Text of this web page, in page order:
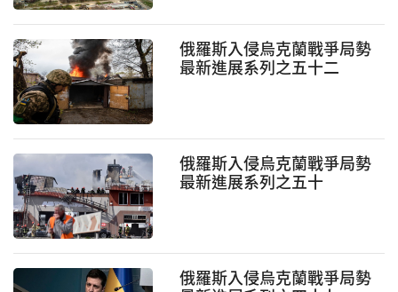
俄羅斯入侵烏克蘭戰爭局勢
最新進展系列之五十二
俄羅斯入侵烏克蘭戰爭局勢
最新進展系列之五十
俄羅斯入侵烏克蘭戰爭局勢